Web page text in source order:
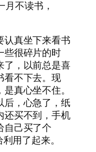
不读书，
认真坐下来看书
些很碎片的时
了，以前总是喜
看不下去。现
真心坐不住。
后，心急了，纸
还买不到，手机
自己买了个
用了起来。